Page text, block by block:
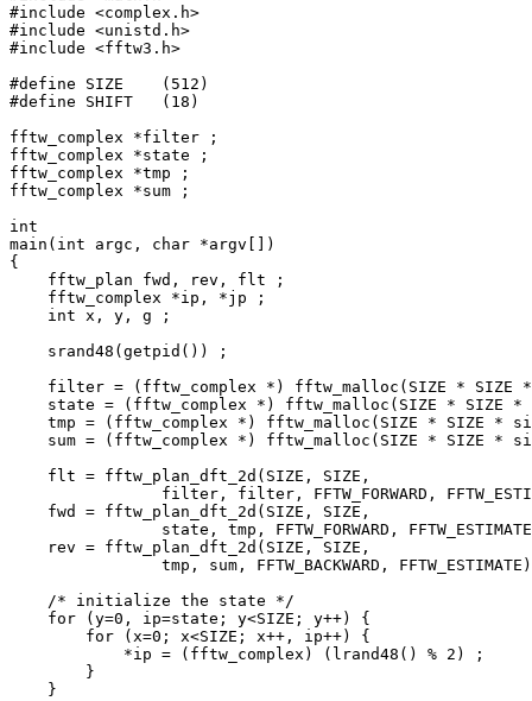
#include <complex.h>
#include <unistd.h>
#include <fftw3.h>
#define SIZE    (512)
#define SHIFT   (18)
fftw_complex *filter ;
fftw_complex *state ;
fftw_complex *tmp ;
fftw_complex *sum ;
int
main(int argc, char *argv[])
{
    fftw_plan fwd, rev, flt ;
    fftw_complex *ip, *jp ;
    int x, y, g ;
    srand48(getpid()) ;
filter = (fftw_complex *) fftw_malloc(SIZE * SIZE
state = (fftw_complex *) fftw_malloc(SIZE * SIZE *
tmp = (fftw_complex *) fftw_malloc(SIZE * SIZE *
sum = (fftw_complex *) fftw_malloc(SIZE * SIZE *
    flt = fftw_plan_dft_2d(SIZE, SIZE,
filter, filter, FFTW_FORWARD,
    fwd = fftw_plan_dft_2d(SIZE, SIZE,
state, tmp, FFTW_FORWARD,
    rev = fftw_plan_dft_2d(SIZE, SIZE,
tmp, sum, FFTW_BACKWARD,
    /* initialize the state */
    for (y=0, ip=state; y<SIZE; y++) {
        for (x=0; x<SIZE; x++, ip++) {
            *ip = (fftw_complex) (lrand48() % 2) ;
        }
    }